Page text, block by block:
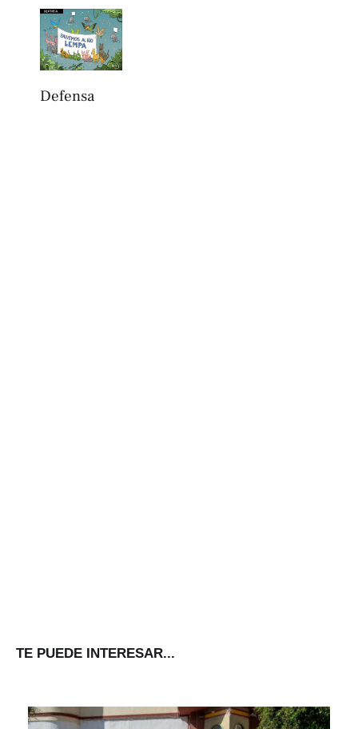
Defensa
TE PUEDE INTERESAR...